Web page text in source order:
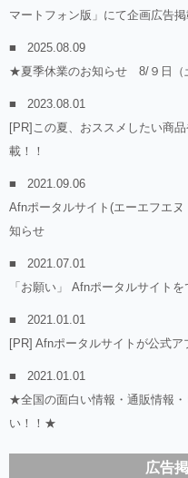
マートフォン版」にて企画広告
2025.08.09
★夏季休業のお知らせ 8/９日（
2023.08.01
[PR]この夏、おススメしたい商
載！！
2021.09.06
Afnポータルサイト(エーエフエ
知らせ
2021.07.01
「お願い」 Afnポータルサイト
2021.01.01
[PR] Afnポータルサイトが公式ア
2021.01.01
★全国の面白い情報・通販情報
い！！★
広告